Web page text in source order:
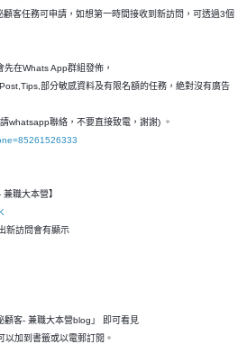
客任務可申請，如想第一時間接收到新訪問，可透過3個
在Whats App群組發佈，
部分敏感資料及有限名額的任務，絶對沒有廣告
whatsapp聯絡，不要直接致電，謝謝) 。
兼職大本營】
新訪問會有顯示
客- 兼職大本營blog」 即可看見
以加到書籤或以電郵訂閱。